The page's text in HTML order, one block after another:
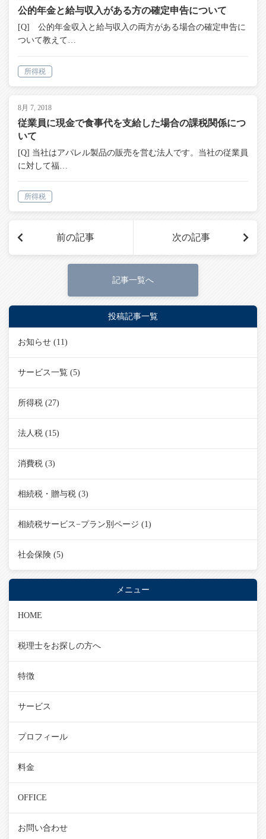
公的年金と給与収入がある方の確定申告について
[Q] 公的年金収入と給与収入の両方がある場合の確定申告に
ついて教えて…
所得税
8月 7, 2018
従業員に現金で食事代を支給した場合の課税関係につ
いて
[Q] 当社はアパレル製品の販売を営む法人です。当社の従業員
に対して福…
所得税
前の記事 次の記事
記事一覧へ
投稿記事一覧
お知らせ (11)
サービス一覧 (5)
所得税 (27)
法人税 (15)
消費税 (3)
相続税・贈与税 (3)
相続税サービス−プラン別ページ (1)
社会保険 (5)
メニュー
HOME
税理士をお探しの方へ
特徴
サービス
プロフィール
料金
OFFICE
お問い合わせ